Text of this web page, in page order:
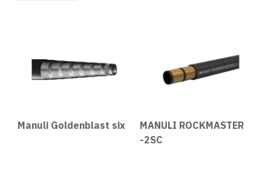
Manuli Goldenblast six
MANULI ROCKMASTER
-2SC